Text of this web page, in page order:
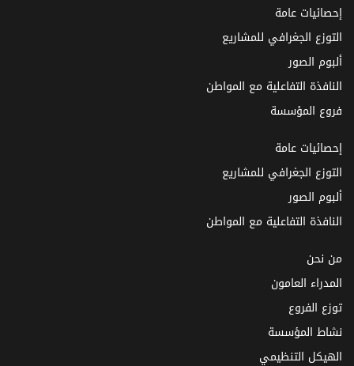
إحصائيات عامة
التوزع الجغرافي للمشاريع
ألبوم الصور
النافذة التفاعلية مع المواطن
فروع المؤسسة
إحصائيات عامة
التوزع الجغرافي للمشاريع
ألبوم الصور
النافذة التفاعلية مع المواطن
من نحن
المدراء العامون
توزع الفروع
نشاط المؤسسة
الهيكل التنظيمي